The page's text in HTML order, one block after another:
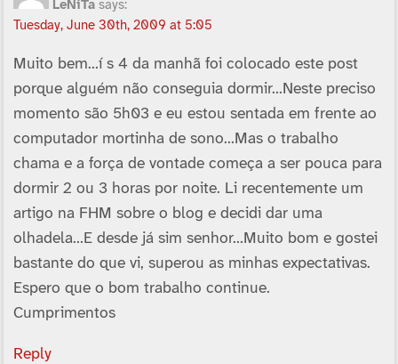
LeNiTa says:
Tuesday, June 30th, 2009 at 5:05
Muito bem…í s 4 da manhã foi colocado este post
porque alguém não conseguia dormir…Neste preciso
momento são 5h03 e eu estou sentada em frente ao
computador mortinha de sono…Mas o trabalho
chama e a força de vontade começa a ser pouca para
dormir 2 ou 3 horas por noite. Li recentemente um
artigo na FHM sobre o blog e decidi dar uma
olhadela…E desde já sim senhor…Muito bom e gostei
bastante do que vi, superou as minhas expectativas.
Espero que o bom trabalho continue.
Cumprimentos
Reply